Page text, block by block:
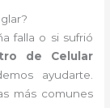
falla o si sufrió
de Celular
ayudarte.
más comunes